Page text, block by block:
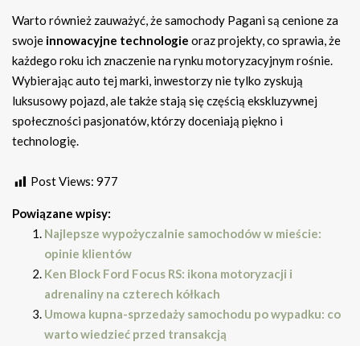
Warto również zauważyć, że samochody Pagani są cenione za
swoje innowacyjne technologie oraz projekty, co sprawia, że
każdego roku ich znaczenie na rynku motoryzacyjnym rośnie.
Wybierając auto tej marki, inwestorzy nie tylko zyskują
luksusowy pojazd, ale także stają się częścią ekskluzywnej
społeczności pasjonatów, którzy doceniają piękno i
technologię.
Post Views: 977
Powiązane wpisy:
Najlepsze wypożyczalnie samochodów w mieście:
opinie klientów
Ken Block Ford Focus RS: ikona motoryzacji i
adrenaliny na czterech kółkach
Umowa kupna-sprzedaży samochodu po wypadku: co
warto wiedzieć przed transakcją